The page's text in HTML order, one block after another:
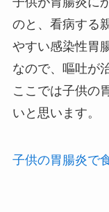
のと、看病する
やすい感染性胃
なので、嘔吐が
ここでは子供の
いと思います。
子供の胃腸炎で